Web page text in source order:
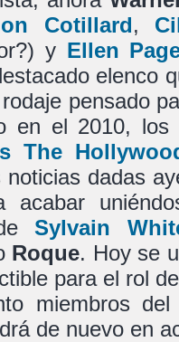
Cotillard,
y Ellen
elenco
pensado
en el 2010, los
The
dadas
acabar
Sylvain
Roque. Hoy se
para el rol
miembros
de nuevo en